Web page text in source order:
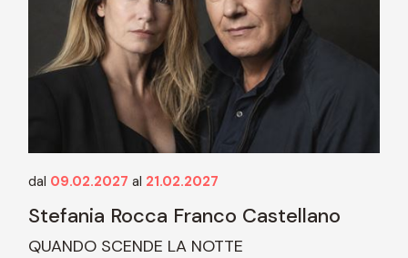
dal 09.02.2027 al 21.02.2027
Stefania Rocca Franco Castellano
QUANDO SCENDE LA NOTTE